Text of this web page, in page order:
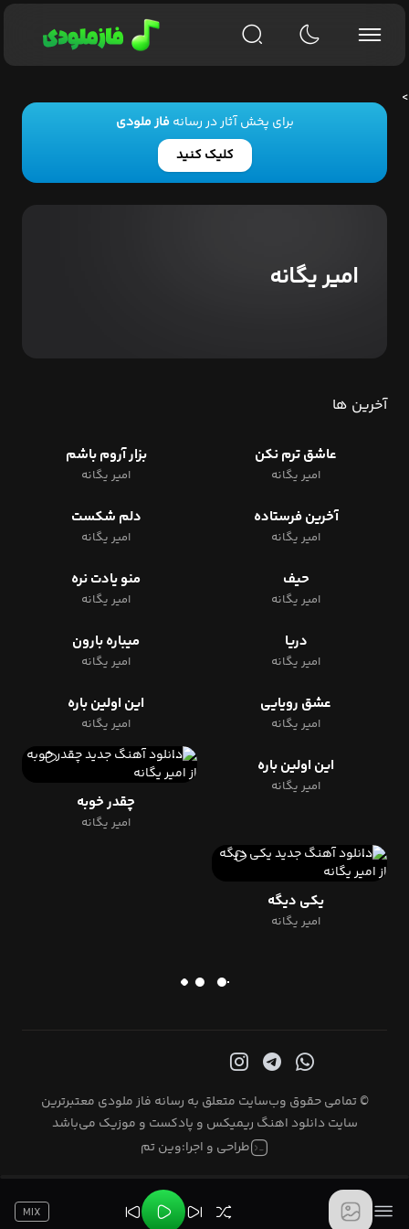
برای پخش آثار در رسانهفاز ملودی
کلیک کنید
امیر یگانه
آخرین ها
عاشق ترم نکن
امیر یگانه
بزار آروم باشم
امیر یگانه
آخرین فرستاده
امیر یگانه
دلم شکست
امیر یگانه
حیف
امیر یگانه
منو یادت نره
امیر یگانه
دریا
امیر یگانه
میباره بارون
امیر یگانه
عشق رویایی
امیر یگانه
این اولین باره
امیر یگانه
این اولین باره
امیر یگانه
چقدر خوبه
امیر یگانه
یکی دیگه
امیر یگانه
© تمامی حقوق وب‌سایت متعلق به رسانه فاز ملودی معتبرترین
سایت دانلود اهنگ ریمیکس و پادکست و موزیک می‌باشد
طراحی و اجرا:وین تم
MIX
>